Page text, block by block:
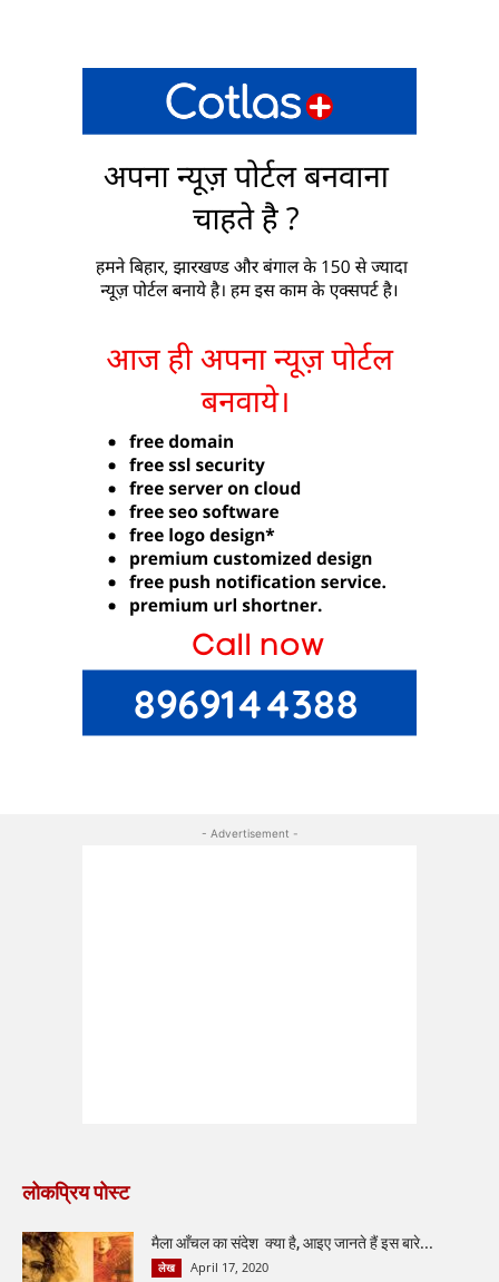
- Advertisement -
लोकप्रिय पोस्ट
मैला आँचल का संदेश क्या है, आइए जानते हैं इस बारे...
लेख April 17, 2020